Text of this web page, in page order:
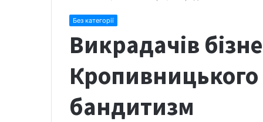
Без категорії
Викрадачів
бандитизм